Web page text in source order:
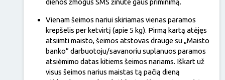
dienos žmogus SMS žinute gaus priminimą.
Vienam šeimos nariui skiriamas vienas paramos
krepšelis per ketvirtį (apie 5 kg). Pirmą kartą atėjęs
atsiimti maisto, šeimos atstovas drauge su „Maisto
banko“ darbuotoju/savanoriu suplanuos paramos
atsiėmimo datas kitiems šeimos nariams. Iškart už
visus šeimos narius maistas tą pačią dieną